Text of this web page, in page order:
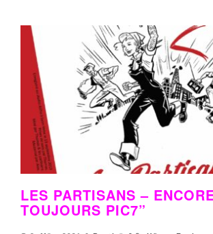
LES PARTISANS –
TOUJOURS PIC7”